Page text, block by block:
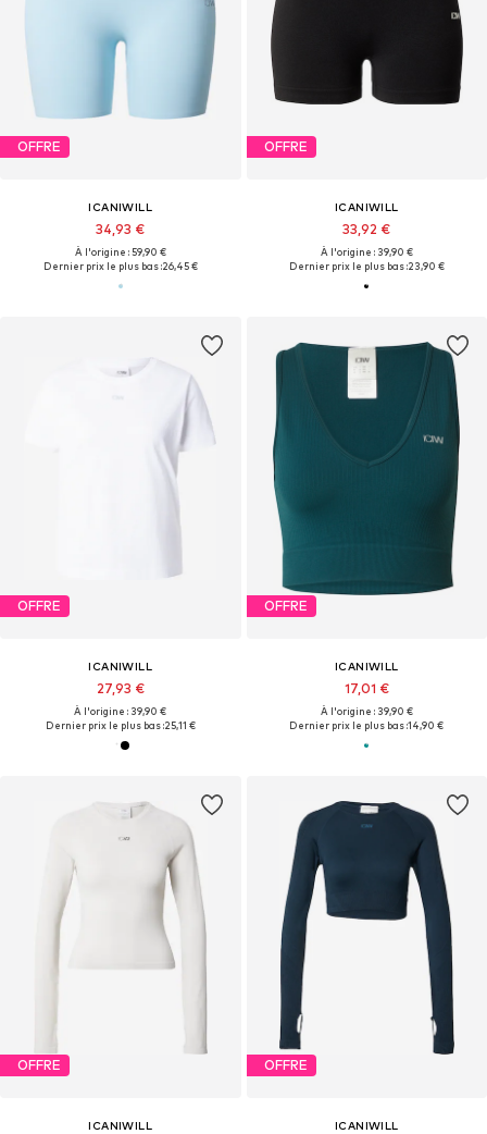
OFFRE
ICANIWILL
34,93 €
À l'origine : 59,90 €
Dernier prix le plus bas :26,45 €
OFFRE
ICANIWILL
33,92 €
À l'origine : 39,90 €
Dernier prix le plus bas :23,90 €
OFFRE
ICANIWILL
27,93 €
À l'origine : 39,90 €
Dernier prix le plus bas :25,11 €
OFFRE
ICANIWILL
17,01 €
À l'origine : 39,90 €
Dernier prix le plus bas :14,90 €
OFFRE
ICANIWILL
OFFRE
ICANIWILL